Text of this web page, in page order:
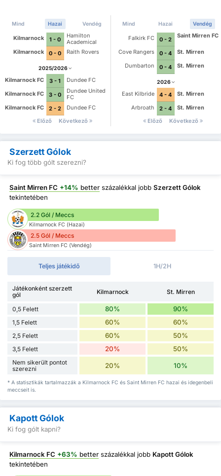
Mind Hazai Vendég
Kilmarnock 1 - 0
Hamilton
Academical
Kilmarnock
0 - 0 Raith Rovers
2025/2026
Kilmarnock FC 3 - 1
Dundee FC
Kilmarnock FC
3 - 0
Dundee United
FC
Kilmarnock FC
2 - 2
Dundee FC
Előző
Következő
Mind Hazai Vendég
Falkirk FC 0 - 2
Saint Mirren FC
Cove Rangers 0 - 4
St. Mirren
Dumbarton
0 - 4 St. Mirren
2026
East Kilbride 4 - 4
St. Mirren
Arbroath
2 - 4
St. Mirren
Előző
Következő
Szerzett Gólok
Ki fog több gólt szerezni?
Saint Mirren FC +14% better százalékkal jobb Szerzett Gólok
tekintetében
2.2 Gól / Meccs
Kilmarnock FC (Hazai)
2.5 Gól / Meccs
Saint Mirren FC (Vendég)
Teljes játékidő 1H/2H
Játékonként szerzett
gól
Kilmarnock St. Mirren
0,5 Felett 80% 90%
1,5 Felett 60% 60%
2,5 Felett 60% 50%
3,5 Felett 20% 50%
Nem sikerült pontot
szerezni
20% 10%
* A statisztikák tartalmazzák a Kilmarnock FC és Saint Mirren FC hazai és idegenbeli
meccseit is.
Kapott Gólok
Ki fog gólt kapni?
Kilmarnock FC +63% better százalékkal jobb Kapott Gólok
tekintetében